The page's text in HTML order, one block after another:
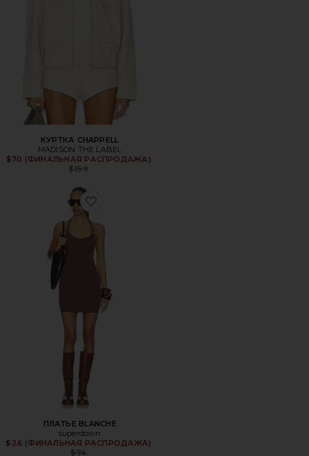
КУРТКА CHAPPELL
MADISON THE LABEL
$70 (ФИНАЛЬНАЯ РАСПРОДАЖА)
Previous price:
$159
Favorite ПЛАТЬЕ BLANCHE
ПЛАТЬЕ BLANCHE
superdown
$26 (ФИНАЛЬНАЯ РАСПРОДАЖА)
Previous price:
$74